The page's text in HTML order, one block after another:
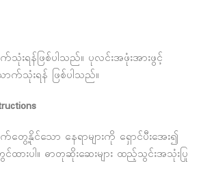
သုံးရန်ဖြစ်ပါသည်။ ပုလင်းအဖုံးအားဖွင့်
ာက်သုံးရန် ဖြစ်ပါသည်။
ေ့နိုင်သော နေရာများကို ရှောင်ပီးအေး၍
ထားပါ။ ဓာတုဆိုးဆေးများ ထည့်သွင်းအသုံး​​ပြု